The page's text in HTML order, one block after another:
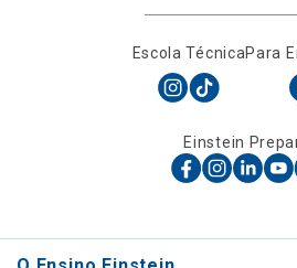
Escola TécnicaPara
Einstein